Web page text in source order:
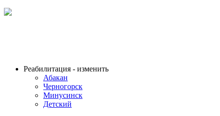
Реабилитация - изменить
Абакан
Черногорск
Минусинск
Детский